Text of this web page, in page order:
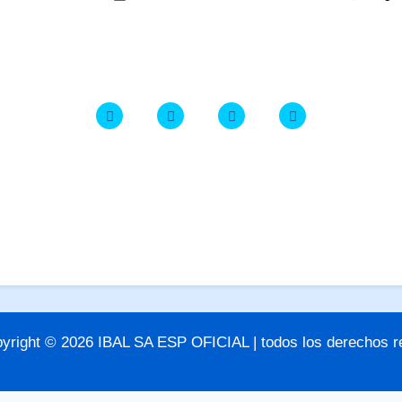
© 2026 IBAL SA ESP OFICIAL | todos los derechos